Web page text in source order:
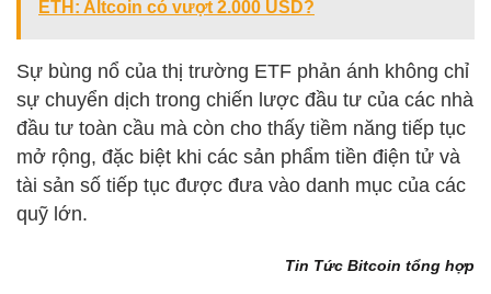
ETH: Altcoin có vượt 2.000 USD?
Sự bùng nổ của thị trường ETF phản ánh không chỉ
sự chuyển dịch trong chiến lược đầu tư của các nhà
đầu tư toàn cầu mà còn cho thấy tiềm năng tiếp tục
mở rộng, đặc biệt khi các sản phẩm tiền điện tử và
tài sản số tiếp tục được đưa vào danh mục của các
quỹ lớn.
Tin Tức Bitcoin tổng hợp